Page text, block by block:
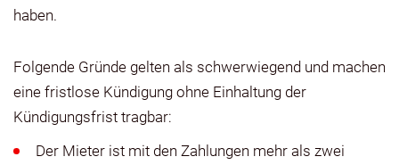
haben.
Folgende Gründe gelten als schwerwiegend und machen
eine fristlose Kündigung ohne Einhaltung der
Kündigungsfrist tragbar:
Der Mieter ist mit den Zahlungen mehr als zwei